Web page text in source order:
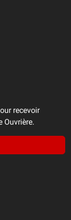
recevoir
Ouvrière.